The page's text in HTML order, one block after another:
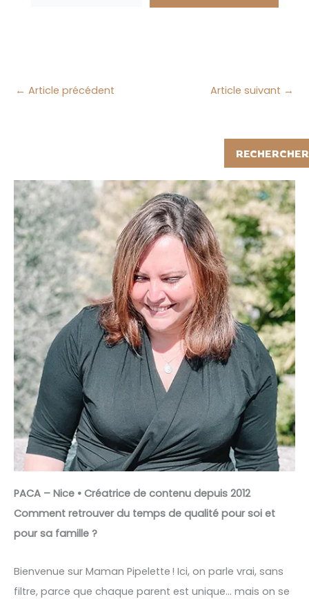
← Article précédent Article suivant →
RECHERCHER
PACA – Nice • Créatrice de contenu depuis 2012
Comment retrouver du temps de qualité pour soi et
pour sa famille ?
Bienvenue sur Maman Pipelette ! Ici, on parle vrai, sans
filtre, parce que chaque parent est unique… mais on se